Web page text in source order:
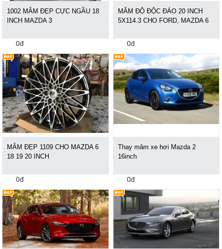
1002 MÂM ĐẸP CỰC NGẦU 18
INCH MAZDA 3
0đ
MÂM ĐỘ ĐỘC ĐÁO 20 INCH
5X114.3 CHO FORD, MAZDA 6
0đ
MÂM ĐẸP 1109 CHO MAZDA 6
18 19 20 INCH
0đ
Thay mâm xe hơi Mazda 2
16inch
0đ